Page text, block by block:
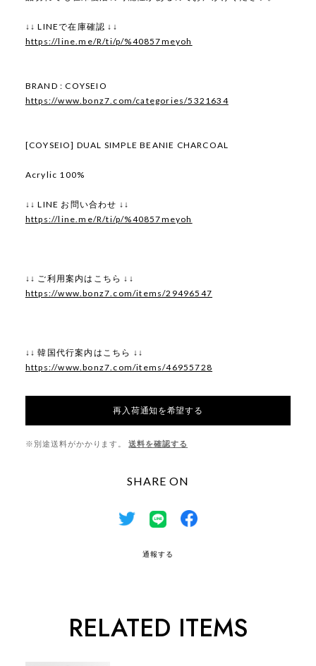
↓↓ LINEで在庫確認 ↓↓
https://line.me/R/ti/p/%40857meyoh
BRAND : COYSEIO
https://www.bonz7.com/categories/5321634
[COYSEIO] DUAL SIMPLE BEANIE CHARCOAL
Acrylic 100%
↓↓ LINE お問い合わせ ↓↓
https://line.me/R/ti/p/%40857meyoh
↓↓ ご利用案内はこちら ↓↓
https://www.bonz7.com/items/29496547
↓↓ 韓国代行案内はこちら ↓↓
https://www.bonz7.com/items/46955728
再入荷通知を希望する
※別途送料がかかります。 送料を確認する
SHARE ON
通報する
RELATED ITEMS